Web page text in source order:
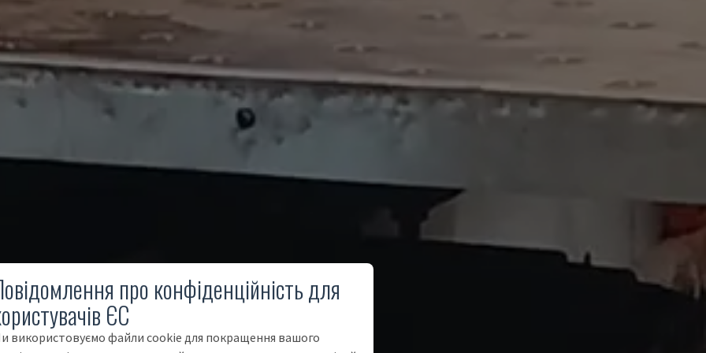
про конфіденційність для
ЄС
використовуємо файли cookie для покращення вашого